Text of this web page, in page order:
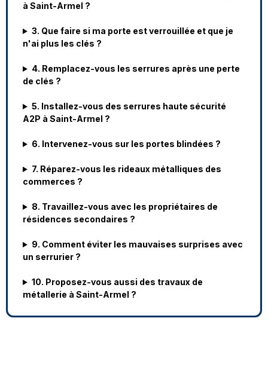
à Saint-Armel ?
3. Que faire si ma porte est verrouillée et que je
n'ai plus les clés ?
4. Remplacez-vous les serrures après une perte
de clés ?
5. Installez-vous des serrures haute sécurité
A2P à Saint-Armel ?
6. Intervenez-vous sur les portes blindées ?
7. Réparez-vous les rideaux métalliques des
commerces ?
8. Travaillez-vous avec les propriétaires de
résidences secondaires ?
9. Comment éviter les mauvaises surprises avec
un serrurier ?
10. Proposez-vous aussi des travaux de
métallerie à Saint-Armel ?